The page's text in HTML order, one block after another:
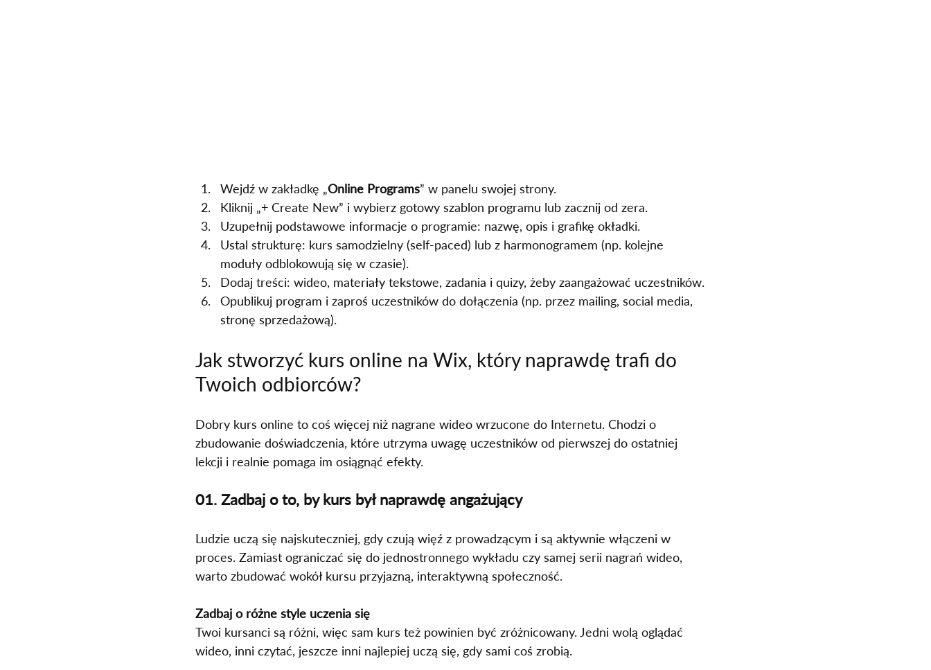
Wejdź w zakładkę „Online Programs” w panelu swojej strony.
Kliknij „+ Create New” i wybierz gotowy szablon programu lub zacznij od zera.
Uzupełnij podstawowe informacje o programie: nazwę, opis i grafikę okładki.
Ustal strukturę: kurs samodzielny (self‑paced) lub z harmonogramem (np. kolejne
moduły odblokowują się w czasie).
Dodaj treści: wideo, materiały tekstowe, zadania i quizy, żeby zaangażować uczestników.
Opublikuj program i zaproś uczestników do dołączenia (np. przez mailing, social media,
stronę sprzedażową).
Jak stworzyć kurs online na Wix, który naprawdę trafi do
Twoich odbiorców?
Dobry kurs online to coś więcej niż nagrane wideo wrzucone do Internetu. Chodzi o
zbudowanie doświadczenia, które utrzyma uwagę uczestników od pierwszej do ostatniej
lekcji i realnie pomaga im osiągnąć efekty.
01. Zadbaj o to, by kurs był naprawdę angażujący
Ludzie uczą się najskuteczniej, gdy czują więź z prowadzącym i są aktywnie włączeni w
proces. Zamiast ograniczać się do jednostronnego wykładu czy samej serii nagrań wideo,
warto zbudować wokół kursu przyjazną, interaktywną społeczność.
Zadbaj o różne style uczenia się
Twoi kursanci są różni, więc sam kurs też powinien być zróżnicowany. Jedni wolą oglądać
wideo, inni czytać, jeszcze inni najlepiej uczą się, gdy sami coś zrobią.